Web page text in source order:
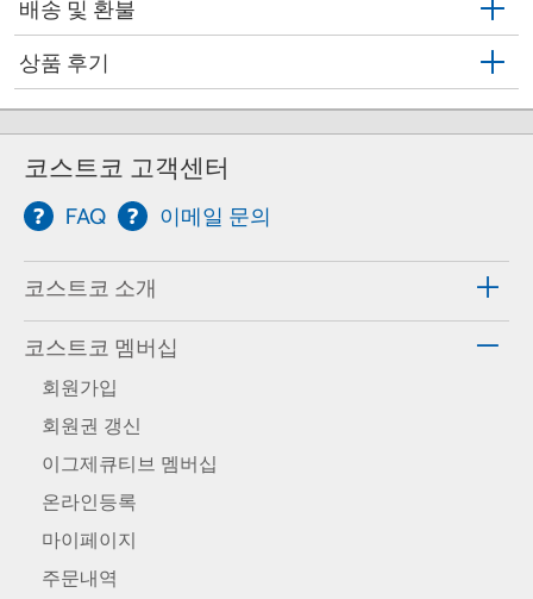
배송 및 환불
상품 후기
코스트코 고객센터
FAQ 이메일 문의
코스트코 소개
코스트코 멤버십
회원가입
회원권 갱신
이그제큐티브 멤버십
온라인등록
마이페이지
주문내역